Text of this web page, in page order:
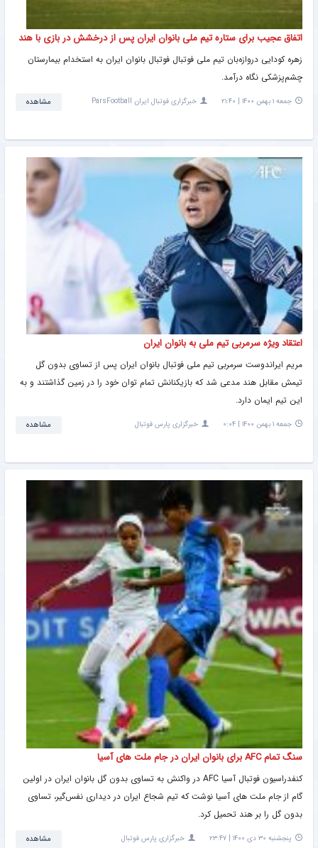
اتفاق عجیب برای ستاره تیم ملی بانوان ایران پس از درخشش در بازی با هند
زهره کودایی دروازه‌بان تیم ملی فوتبال فوتبال بانوان ایران به استخدام بیمارستان
چشم‌پزشکی نگاه درآمد.
جمعه ۱ بهمن ۱۴۰۰ | ۲۱:۴۰ خبرگزاری فوتبال ایران ParsFootball مشاهده
اعتقاد ویژه سرمربی تیم ملی به بانوان ایران
مریم ایراندوست سرمربی تیم ملی فوتبال بانوان ایران پس از تساوی بدون گل
تیمش مقابل هند مدعی شد که بازیکنانش تمام توان خود را در زمین گذاشتند و به
این تیم ایمان دارد.
جمعه ۱ بهمن ۱۴۰۰ | ۰:۰۴ خبرگزاری پارس فوتبال مشاهده
سنگ تمام AFC برای بانوان ایران در جام ملت های آسیا
کنفدراسیون فوتبال آسیا AFC در واکنش به تساوی بدون گل بانوان ایران در اولین
گام از جام ملت های آسیا نوشت که تیم شجاع ایران در دیداری نفس‌گیر، تساوی
بدون گل را بر هند تحمیل کرد.
پنجشنبه ۳۰ دی ۱۴۰۰ | ۲۳:۴۷ خبرگزاری پارس فوتبال مشاهده